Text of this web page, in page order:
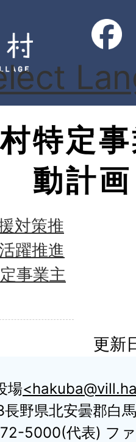
特定
動計画
対策推
躍推進
事業主
更新
場
野県北安曇郡白
5000(代表) フ